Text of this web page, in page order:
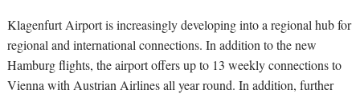
Klagenfurt Airport is increasingly developing into a regional hub for
regional and international connections. In addition to the new
Hamburg flights, the airport offers up to 13 weekly connections to
Vienna with Austrian Airlines all year round. In addition, further